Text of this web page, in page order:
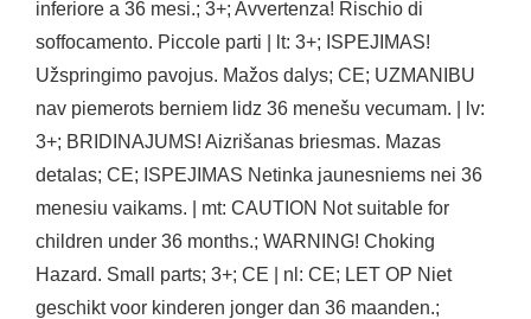
inferiore a 36 mesi.; 3+; Avvertenza! Rischio di
soffocamento. Piccole parti | lt: 3+; ISPEJIMAS!
Užspringimo pavojus. Mažos dalys; CE; UZMANIBU
nav piemerots berniem lidz 36 menešu vecumam. | lv:
3+; BRIDINAJUMS! Aizrišanas briesmas. Mazas
detalas; CE; ISPEJIMAS Netinka jaunesniems nei 36
menesiu vaikams. | mt: CAUTION Not suitable for
children under 36 months.; WARNING! Choking
Hazard. Small parts; 3+; CE | nl: CE; LET OP Niet
geschikt voor kinderen jonger dan 36 maanden.;